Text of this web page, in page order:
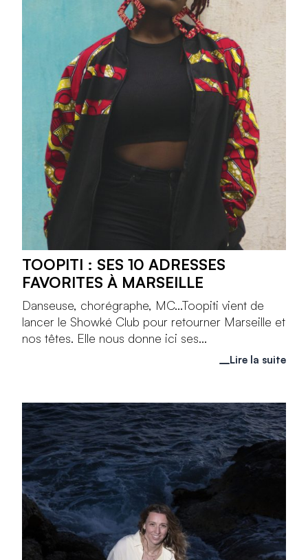
TOOPITI : SES 10 ADRESSES
FAVORITES À MARSEILLE
Danseuse, chorégraphe, MC...Toopiti vient de
lancer le Showké Club pour retourner Marseille et
nos têtes. Elle nous donne ici ses...
Lire la suite